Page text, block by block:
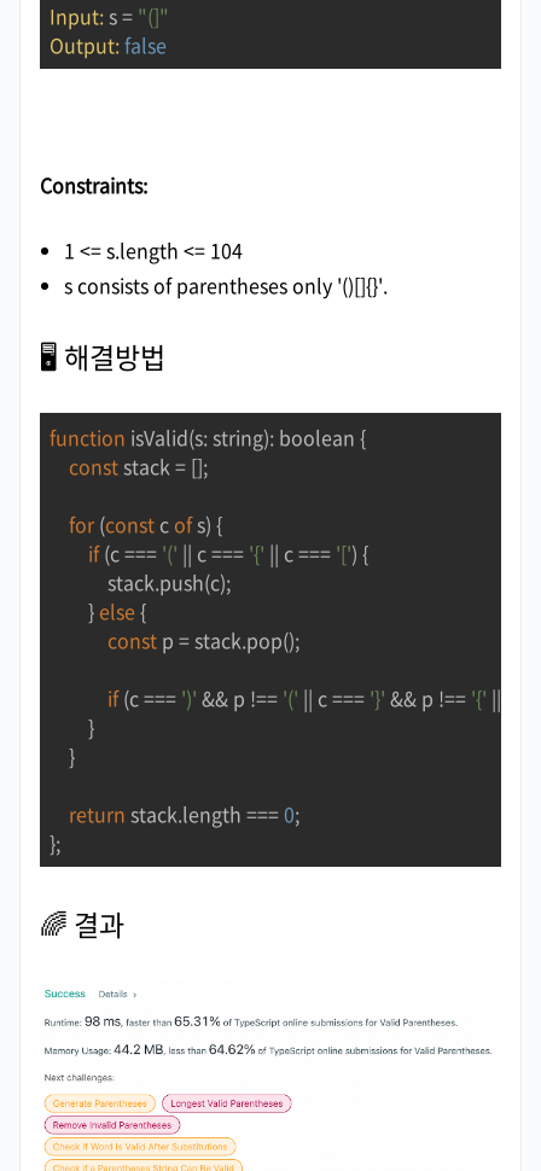
Input: s = "(]"
Output:false
Constraints:
1 <= s.length <= 104
sconsists of parentheses only '()[]{}'.
🖥 해결방법
function isValid(s: string): boolean {
const stack = [];
for (const c of s) {
if (c === '(' || c === '{' || c === '[') {
            stack.push(c);
        }
else {
const p = stack.pop();
if (c === ')' && p !== '(' || c === '}' && p !== '{' || c
        }
    }
return stack.length === 0;
};
🌈 결과